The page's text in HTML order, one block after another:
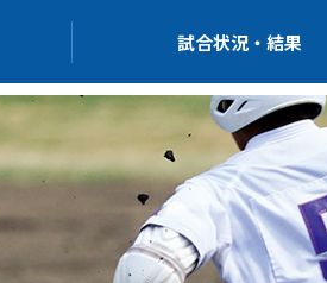
試合状況・結果